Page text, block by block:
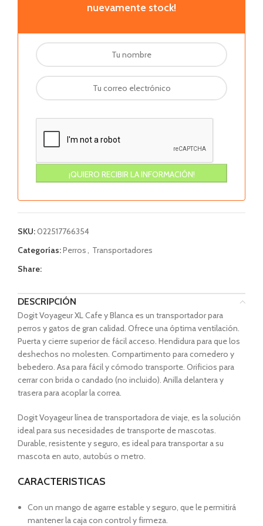
nuevamente stock!
SKU:022517766354
Categorías:Perros, Transportadores
Share:
DESCRIPCIÓN
Dogit Voyageur XL Cafe y Blanca es un transportador para
perros y gatos de gran calidad. Ofrece una óptima ventilación.
Puerta y cierre superior de fácil acceso. Hendidura para que los
deshechos no molesten. Compartimento para comedero y
bebedero. Asa para fácil y cómodo transporte. Orificios para
cerrar con brida o candado (no incluido). Anilla delantera y
trasera para acoplar la correa.
Dogit Voyageur línea de transportadora de viaje, es la solución
ideal para sus necesidades de transporte de mascotas.
Durable, resistente y seguro, es ideal para transportar a su
mascota en auto, autobús o metro.
CARACTERISTICAS
Con un mango de agarre estable y seguro, que le permitirá
mantener la caja con control y firmeza.